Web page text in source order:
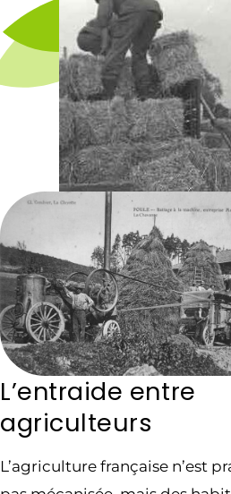
L’entraide entre
agriculteurs
L’agriculture française n’est